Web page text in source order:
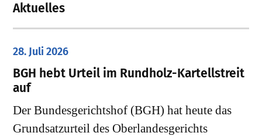
Aktuelles
28. Juli 2026
​BGH hebt Urteil im Rundholz-Kartellstreit
auf
Der Bundesgerichtshof (BGH) hat heute das
Grundsatzurteil des Oberlandesgerichts